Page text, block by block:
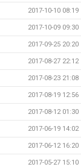
2017-10-10 08:19
2017-10-09 09:30
2017-09-25 20:20
2017-08-27 22:12
2017-08-23 21:08
2017-08-19 12:56
2017-08-12 01:30
2017-06-19 14:02
2017-06-12 16:20
2017-05-27 15:10